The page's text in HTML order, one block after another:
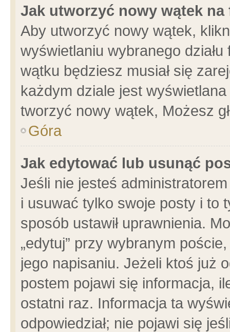
Jak utworzyć nowy wątek na
Aby utworzyć nowy wątek,
wyświetlaniu wybranego
wątku będziesz musiał się
każdym dziale jest
tworzyć nowy wątek, Możesz
Góra
Jak edytować lub usunąć
Jeśli nie jesteś
i usuwać tylko swoje posty i to
sposób ustawił uprawnienia.
„edytuj” przy wybranym
jego napisaniu. Jeżeli ktoś już
postem pojawi się informacja,
ostatni raz. Informacja ta
odpowiedział; nie pojawi się